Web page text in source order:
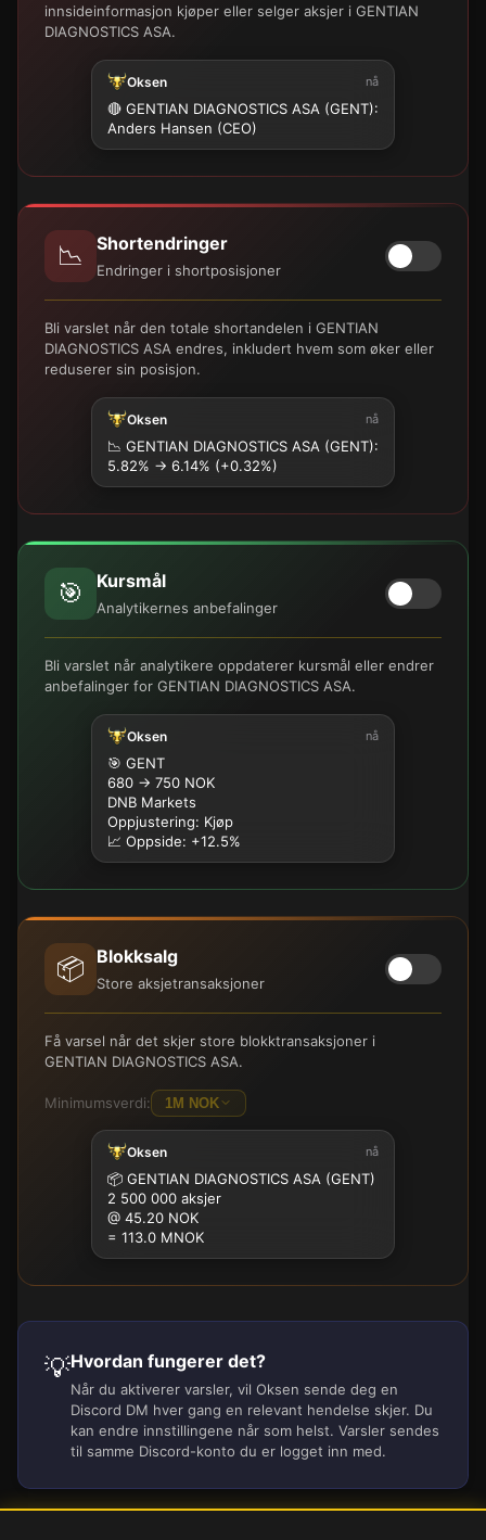
innsideinformasjon kjøper eller selger aksjer i GENTIAN
DIAGNOSTICS ASA.
Oksen nå
🔴 GENTIAN DIAGNOSTICS ASA (GENT):
Anders Hansen (CEO)
📉 Shortendringer
Endringer i shortposisjoner
Bli varslet når den totale shortandelen i GENTIAN
DIAGNOSTICS ASA endres, inkludert hvem som øker eller
reduserer sin posisjon.
Oksen nå
📉 GENTIAN DIAGNOSTICS ASA (GENT):
5.82% → 6.14% (+0.32%)
🎯 Kursmål
Analytikernes anbefalinger
Bli varslet når analytikere oppdaterer kursmål eller endrer
anbefalinger for GENTIAN DIAGNOSTICS ASA.
Oksen nå
🎯 GENT
680 → 750 NOK
DNB Markets
Oppjustering: Kjøp
📈 Oppside: +12.5%
📦 Blokksalg
Store aksjetransaksjoner
Få varsel når det skjer store blokktransaksjoner i
GENTIAN DIAGNOSTICS ASA.
Minimumsverdi: 1M NOK
500K
Oksen nå
📦 GENTIAN DIAGNOSTICS ASA (GENT)
2 500 000 aksjer
@ 45.20 NOK
= 113.0 MNOK
💡Hvordan fungerer det?
Når du aktiverer varsler, vil Oksen sende deg en
Discord DM hver gang en relevant hendelse skjer. Du
kan endre innstillingene når som helst. Varsler sendes
til samme Discord-konto du er logget inn med.